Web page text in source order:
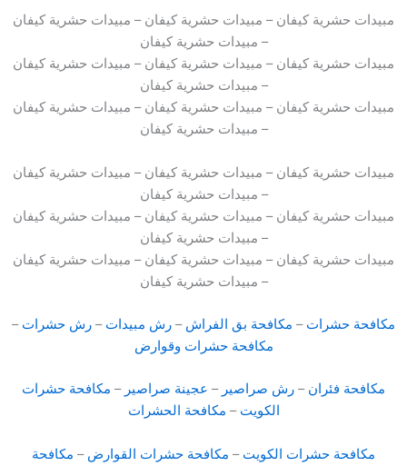
مبيدات حشرية كيفان – مبيدات حشرية كيفان – مبيدات حشرية كيفان
– مبيدات حشرية كيفان
مبيدات حشرية كيفان – مبيدات حشرية كيفان – مبيدات حشرية كيفان
– مبيدات حشرية كيفان
مبيدات حشرية كيفان – مبيدات حشرية كيفان – مبيدات حشرية كيفان
– مبيدات حشرية كيفان
مبيدات حشرية كيفان – مبيدات حشرية كيفان – مبيدات حشرية كيفان
– مبيدات حشرية كيفان
مبيدات حشرية كيفان – مبيدات حشرية كيفان – مبيدات حشرية كيفان
– مبيدات حشرية كيفان
مبيدات حشرية كيفان – مبيدات حشرية كيفان – مبيدات حشرية كيفان
– مبيدات حشرية كيفان
مكافحة حشرات – مكافحة بق الفراش – رش مبيدات – رش حشرات –
مكافحة حشرات وقوارض
مكافحة فئران – رش صراصير – عجينة صراصير – مكافحة حشرات
الكويت – مكافحة الحشرات
مكافحة حشرات الكويت – مكافحة حشرات القوارض – مكافحة